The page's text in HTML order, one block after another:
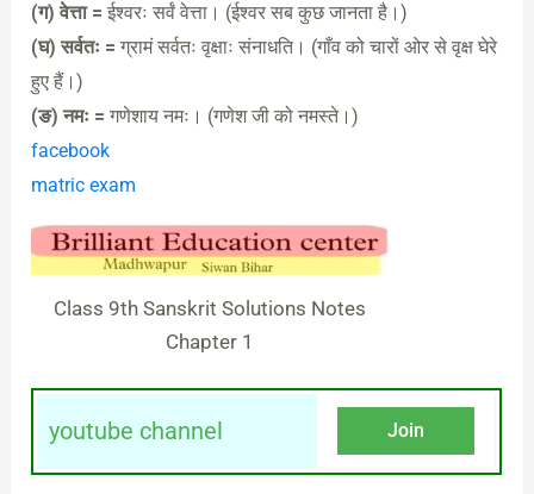
(ग) वेत्ता = ईश्वरः सर्वं वेत्ता। (ईश्वर सब कुछ जानता है।)
(घ) सर्वतः = ग्रामं सर्वतः वृक्षाः संनाधति। (गाँव को चारों ओर से वृक्ष घेरे
हुए हैं।)
(ङ) नमः = गणेशाय नमः। (गणेश जी को नमस्ते।)
facebook
matric exam
Class 9th Sanskrit Solutions Notes
Chapter 1
youtube channel Join